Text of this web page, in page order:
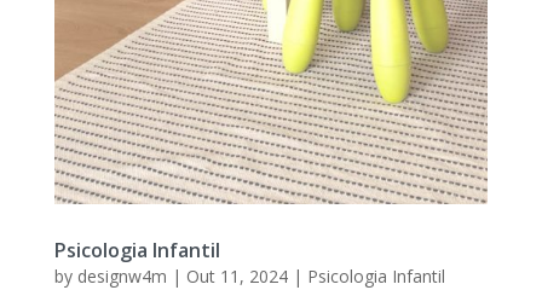
Psicologia Infantil
by designw4m | Out 11, 2024| Psicologia Infantil